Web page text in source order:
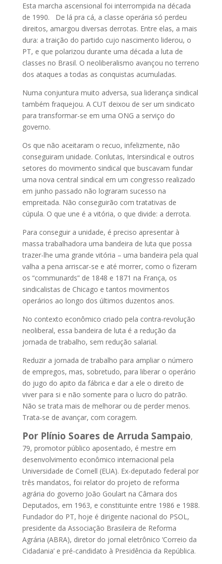
Esta marcha ascensional foi interrompida na década
de 1990. De lá pra cá, a classe operária só perdeu
direitos, amargou diversas derrotas. Entre elas, a mais
dura: a traição do partido cujo nascimento liderou, o
PT, e que polarizou durante uma década a luta de
classes no Brasil. O neoliberalismo avançou no terreno
dos ataques a todas as conquistas acumuladas.
Numa conjuntura muito adversa, sua liderança sindical
também fraquejou. A CUT deixou de ser um sindicato
para transformar-se em uma ONG a serviço do
governo.
Os que não aceitaram o recuo, infelizmente, não
conseguiram unidade. Conlutas, Intersindical e outros
setores do movimento sindical que buscavam fundar
uma nova central sindical em um congresso realizado
em junho passado não lograram sucesso na
empreitada. Não conseguirão com tratativas de
cúpula. O que une é a vitória, o que divide: a derrota.
Para conseguir a unidade, é preciso apresentar à
massa trabalhadora uma bandeira de luta que possa
trazer-lhe uma grande vitória – uma bandeira pela qual
valha a pena arriscar-se e até morrer, como o fizeram
os “communards” de 1848 e 1871 na França, os
sindicalistas de Chicago e tantos movimentos
operários ao longo dos últimos duzentos anos.
No contexto econômico criado pela contra-revolução
neoliberal, essa bandeira de luta é a redução da
jornada de trabalho, sem redução salarial.
Reduzir a jornada de trabalho para ampliar o número
de empregos, mas, sobretudo, para liberar o operário
do jugo do apito da fábrica e dar a ele o direito de
viver para si e não somente para o lucro do patrão.
Não se trata mais de melhorar ou de perder menos.
Trata-se de avançar, com coragem.
Por Plínio Soares de Arruda Sampaio,
79, promotor público aposentado, é mestre em
desenvolvimento econômico internacional pela
Universidade de Cornell (EUA). Ex-deputado federal por
três mandatos, foi relator do projeto de reforma
agrária do governo João Goulart na Câmara dos
Deputados, em 1963, e constituinte entre 1986 e 1988.
Fundador do PT, hoje é dirigente nacional do PSOL,
presidente da Associação Brasileira de Reforma
Agrária (ABRA), diretor do jornal eletrônico ‘Correio da
Cidadania’ e pré-candidato à Presidência da República.